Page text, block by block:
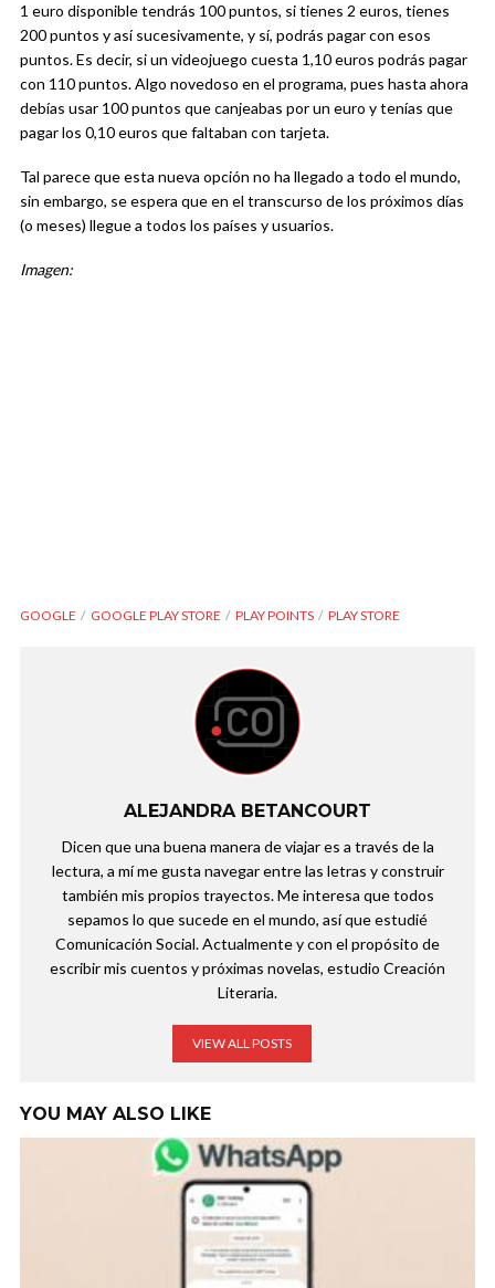
1 euro disponible tendrás 100 puntos, si tienes 2 euros, tienes
200 puntos y así sucesivamente, y sí, podrás pagar con esos
puntos. Es decir, si un videojuego cuesta 1,10 euros podrás pagar
con 110 puntos. Algo novedoso en el programa, pues hasta ahora
debías usar 100 puntos que canjeabas por un euro y tenías que
pagar los 0,10 euros que faltaban con tarjeta.
Tal parece que esta nueva opción no ha llegado a todo el mundo,
sin embargo, se espera que en el transcurso de los próximos días
(o meses) llegue a todos los países y usuarios.
Imagen:
GOOGLE GOOGLE PLAY STORE PLAY POINTS PLAY STORE
ALEJANDRA BETANCOURT
Dicen que una buena manera de viajar es a través de la
lectura, a mí me gusta navegar entre las letras y construir
también mis propios trayectos. Me interesa que todos
sepamos lo que sucede en el mundo, así que estudié
Comunicación Social. Actualmente y con el propósito de
escribir mis cuentos y próximas novelas, estudio Creación
Literaria.
VIEW ALL POSTS
YOU MAY ALSO LIKE